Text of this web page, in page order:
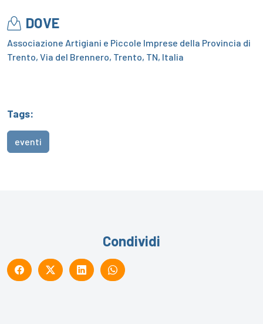
DOVE
Associazione Artigiani e Piccole Imprese della Provincia di
Trento, Via del Brennero, Trento, TN, Italia
Tags:
eventi
Condividi